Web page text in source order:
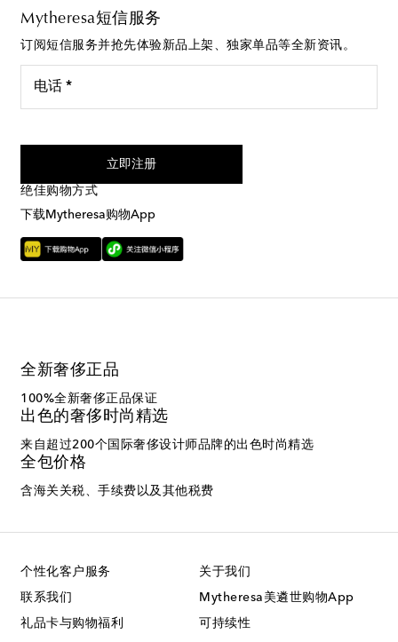
Mytheresa短信服务
订阅短信服务并抢先体验新品上架、独家单品等全新资讯。
电话 *
立即注册
绝佳购物方式
下载Mytheresa购物App
全新奢侈正品
100%全新奢侈正品保证
出色的奢侈时尚精选
来自超过200个国际奢侈设计师品牌的出色时尚精选
全包价格
含海关关税、手续费以及其他税费
个性化客户服务
联系我们
礼品卡与购物福利
关于我们
Mytheresa美遴世购物App
可持续性